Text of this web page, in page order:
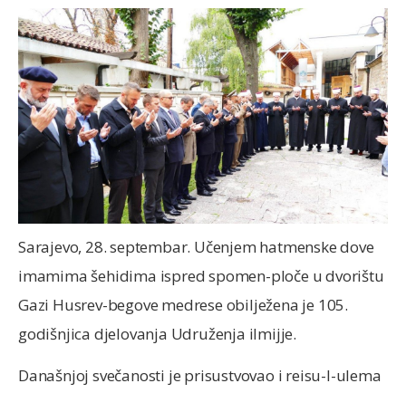
Sarajevo, 28. septembar. Učenjem hatmenske dove
imamima šehidima ispred spomen-ploče u dvorištu
Gazi Husrev-begove medrese obilježena je 105.
godišnjica djelovanja Udruženja ilmijje.
Današnjoj svečanosti je prisustvovao i reisu-l-ulema